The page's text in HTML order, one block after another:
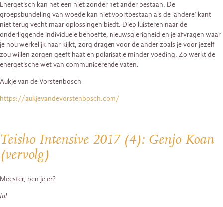
Energetisch kan het een niet zonder het ander bestaan. De
groepsbundeling van woede kan niet voortbestaan als de ‘andere’ kant
niet terug vecht maar oplossingen biedt. Diep luisteren naar de
onderliggende individuele behoefte, nieuwsgierigheid en je afvragen waar
je nou werkelijk naar kijkt, zorg dragen voor de ander zoals je voor jezelf
zou willen zorgen geeft haat en polarisatie minder voeding. Zo werkt de
energetische wet van communicerende vaten.
Aukje van de Vorstenbosch
https://aukjevandevorstenbosch.com/
Teisho Intensive 2017 (4): Genjo Koan
(vervolg)
Meester, ben je er?
Ja!